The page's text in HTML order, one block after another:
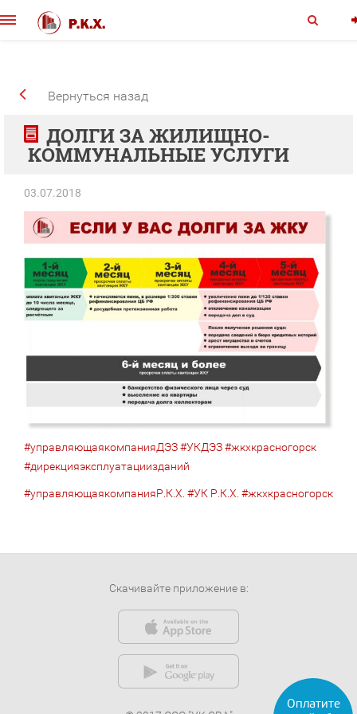
Вернуться назад
ДОЛГИ ЗА ЖИЛИЩНО-
КОММУНАЛЬНЫЕ УСЛУГИ
03.07.2018
#управляющаякомпанияДЭЗ#УКДЭЗ#жкхкрасногорск
#дирекцияэксплуатациизданий
#управляющаякомпанияР.К.Х. #УК Р.К.Х. #жкхкрасногорск
Скачивайте приложение в: